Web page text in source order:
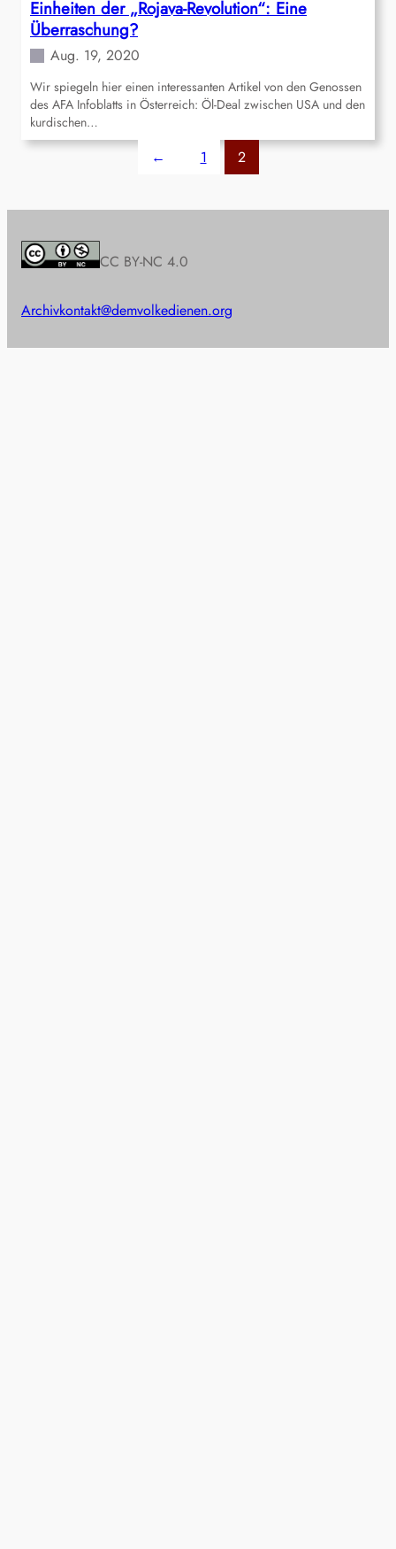
Einheiten der „Rojava-Revolution“: Eine
Überraschung?
Aug. 19, 2020
Wir spiegeln hier einen interessanten Artikel von den Genossen
des AFA Infoblatts in Österreich: Öl-Deal zwischen USA und den
kurdischen…
← 1 2
CC BY-NC 4.0
Archivkontakt@demvolkedienen.org